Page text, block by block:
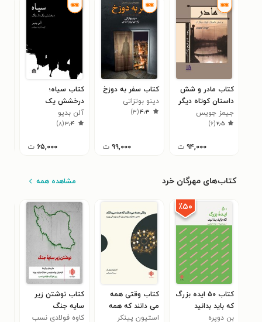
کتاب مادر و شش
داستان کوتاه دیگر
جیمز جویس
۲٫۵(۶)
۹۴,۰۰۰ ت
کتاب سفر به دوزخ
دینو بوتزاتی
۴٫۳(۳)
۹۹,۰۰۰ ت
کتاب سیاه؛
درخشش یک
نا_رنگ
آلن بدیو
۳٫۴(۸)
۶۵,۰۰۰ ت
کتاب‌های مهرگان خرد مشاهده همه
٪۵۰
کتاب ۵۰ ایده بزرگ
که باید بدانید
بن دوپره
کتاب وقتی همه
می دانند که همه
می دانند
استیون پینکر
کتاب نوشتن زیر
سایه جنگ
کاوه فولادی نسب